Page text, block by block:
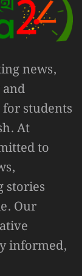
news,
students
At
to
stories
Our
informed,